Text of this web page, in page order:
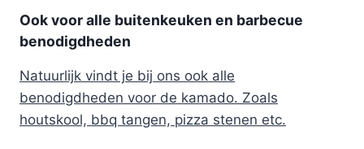
Ook voor alle buitenkeuken en barbecue
benodigdheden
Natuurlijk vindt je bij ons ook alle
benodigdheden voor de kamado. Zoals
houtskool, bbq tangen, pizza stenen etc.